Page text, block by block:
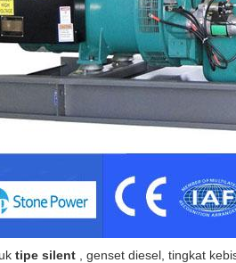
tipe silent , genset diesel, tingkat